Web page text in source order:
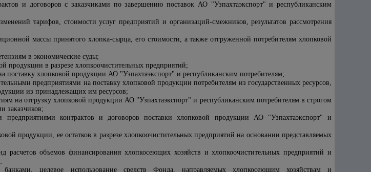
и договоров с заказчиками по завершению поставок АО "Узпахтаэкспорт" и республиканским
тарифов, стоимости услуг предприятий и организаций-смежников, результатов рассмотрения
массы принятого хлопка-сырца, его стоимости, а также отгруженной потребителям хлопковой
в экономические суды;
продукции в разрезе хлопкоочистительных предприятий;
поставку хлопковой продукции АО "Узпахтаэкспорт" и республиканским потребителям;
предприятиями на поставку хлопковой продукции потребителям из государственных ресурсов,
из принадлежащих им ресурсов;
на отгрузку хлопковой продукцииАО "Узпахтаэкспорт" и республиканским потребителям в строгом
заказчиков;
предприятиями контрактов и договоров поставки хлопковой продукции АО "Узпахтаэкспорт" и
продукции, ее остатков в разрезе хлопкоочистительных предприятий на основании представляемых
расчетов объемов финансирования хлопкосеющих хозяйств и хлопкоочистительных предприятий и
целевое использование средств Фонда, направляемых хлопкосеющим хозяйствам и